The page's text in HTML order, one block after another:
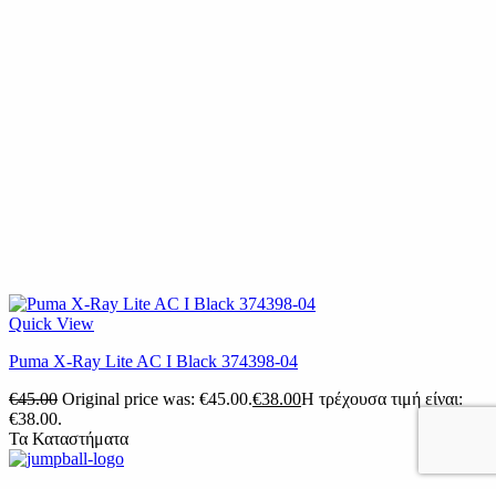
Quick View
Puma X-Ray Lite AC I Black 374398-04
€45.00 Original price was: €45.00.€38.00Η τρέχουσα τιμή είναι:
€38.00.
Τα Καταστήματα